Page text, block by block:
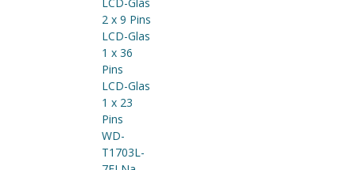
2 x 9 Pins
LCD-Glas
1 x 36
Pins
LCD-Glas
1 x 23
Pins
WD-
T1703L-